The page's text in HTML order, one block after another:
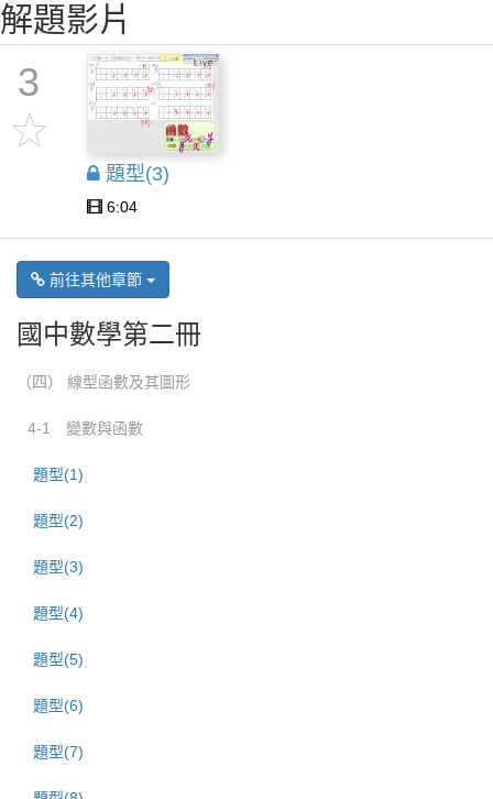
解題影片
3
題型(3)
6:04
前往其他章節
國中數學第二冊
（四） 線型函數及其圖形
4-1 變數與函數
題型(1)
題型(2)
題型(3)
題型(4)
題型(5)
題型(6)
題型(7)